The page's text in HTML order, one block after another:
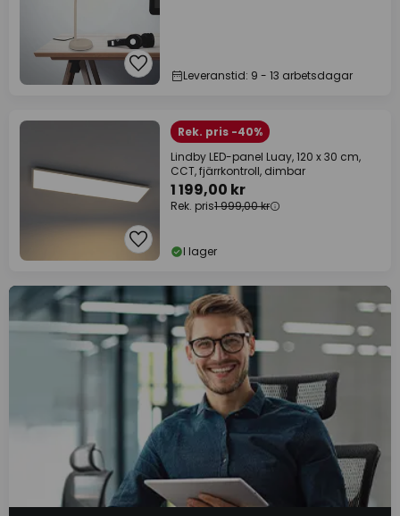
Leveranstid: 9 - 13 arbetsdagar
Rek. pris -40%
Lindby LED-panel Luay, 120 x 30 cm,
CCT, fjärrkontroll, dimbar
1 199,00 kr
Rek. pris1 999,00 kr
I lager